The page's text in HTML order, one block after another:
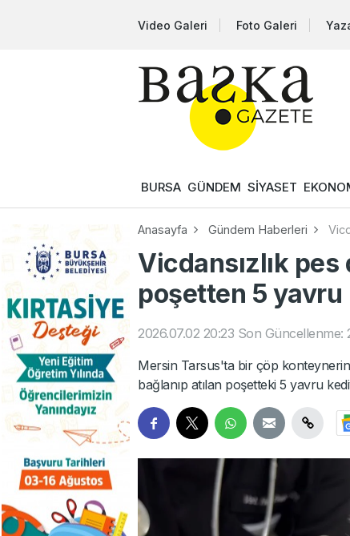
Video Galeri Foto Galeri
BURSA GÜNDEM SİYASET
Anasayfa Gündem Haberleri
Vicdansızlık
poşetten 5 yavru
2026.07.02 20:23 Son Güncellenme:
Mersin Tarsus'ta bir çöp
bağlanıp atılan poşetteki 5 yavru